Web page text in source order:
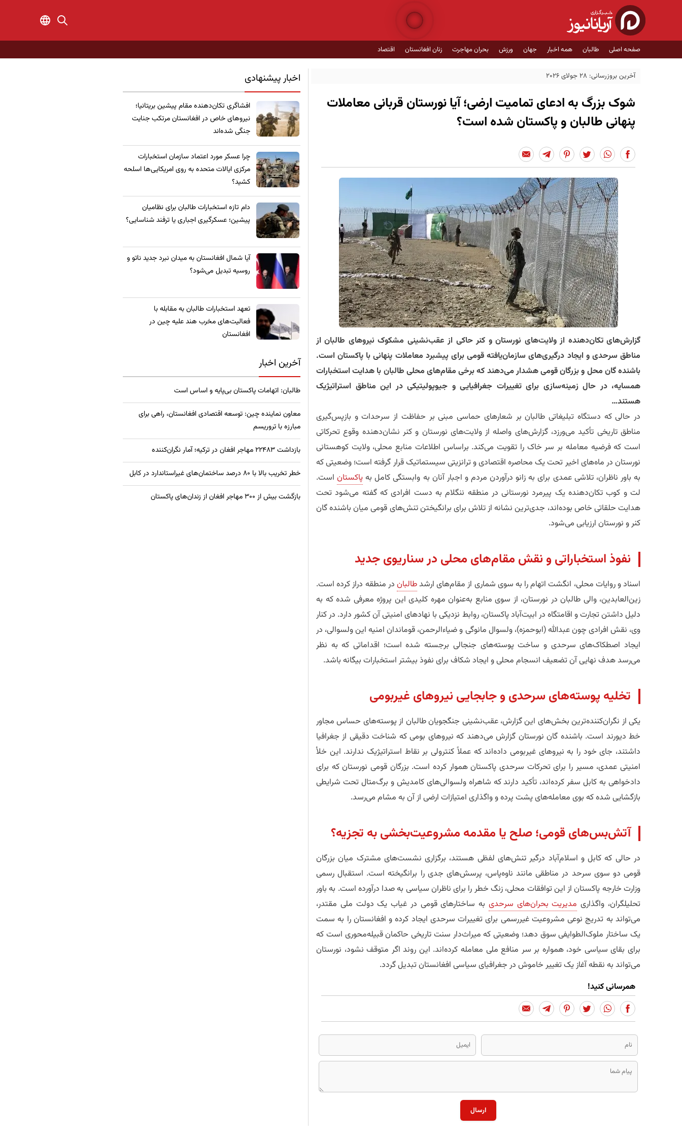
صفحه اصلی طالبان همه اخبار جهان ورزش بحران مهاجرت زنان افغانستان اقتصاد
آخرین بروزرسانی: 28 جولای 2026
شوک بزرگ به ادعای تمامیت ارضی؛ آیا نورستان قربانی معاملات
پنهانی طالبان و پاکستان شده است؟
گزارش‌های تکان‌دهنده از ولایت‌های نورستان و کنر حاکی از عقب‌نشینی مشکوک نیروهای طالبان از
مناطق سرحدی و ایجاد درگیری‌های سازمان‌یافته قومی برای پیشبرد معاملات پنهانی با پاکستان است.
باشنده گان محل و بزرگان قومی هشدار می‌دهند که برخی مقام‌های محلی طالبان با هدایت استخبارات
همسایه، در حال زمینه‌سازی برای تغییرات جغرافیایی و جیوپولیتیکی در این مناطق استراتیژیک
هستند…
​در حالی که دستگاه تبلیغاتی طالبان بر شعارهای حماسی مبنی بر حفاظت از سرحدات و بازپس‌گیری
مناطق تاریخی تأکید می‌ورزد، گزارش‌های واصله از ولایت‌های نورستان و کنر نشان‌دهنده وقوع تحرکاتی
است که فرضیه معامله بر سر خاک را تقویت می‌کند. براساس اطلاعات منابع محلی، ولایت کوهستانی
نورستان در ماه‌های اخیر تحت یک محاصره اقتصادی و ترانزیتی سیستماتیک قرار گرفته است؛ وضعیتی که
به باور ناظران، تلاشی عمدی برای به زانو درآوردن مردم و اجبار آنان به وابستگی کامل به پاکستاناست.
لت و کوب تکان‌دهنده یک پیرمرد نورستانی در منطقه ننگلام به دست افرادی که گفته می‌شود تحت
هدایت حلقاتی خاص بوده‌اند، جدی‌ترین نشانه از تلاش برای برانگیختن تنش‌های قومی میان باشنده گان
کنر و نورستان ارزیابی می‌شود.
​نفوذ استخباراتی و نقش مقام‌های محلی در سناریوی جدید
​اسناد و روایات محلی، انگشت اتهام را به سوی شماری از مقام‌های ارشدطالبان در منطقه دراز کرده است.
زین‌العابدین، والی طالبان در نورستان، از سوی منابع به‌عنوان مهره کلیدی این پروژه معرفی شده که به
دلیل داشتن تجارت و اقامتگاه در ابیت‌آباد پاکستان، روابط نزدیکی با نهادهای امنیتی آن کشور دارد. در کنار
وی، نقش افرادی چون عبدالله (ابوحمزه)، ولسوال مانوگی و ضیاءالرحمن، قوماندان امنیه این ولسوالی، در
ایجاد اصطکاک‌های سرحدی و ساخت پوسته‌های جنجالی برجسته شده است؛ اقداماتی که به نظر
می‌رسد هدف نهایی آن تضعیف انسجام محلی و ایجاد شکاف برای نفوذ بیشتر استخبارات بیگانه باشد.
​تخلیه پوسته‌های سرحدی و جابجایی نیروهای غیربومی
​یکی از نگران‌کننده‌ترین بخش‌های این گزارش، عقب‌نشینی جنگجویان طالبان از پوسته‌های حساس مجاور
خط دیورند است. باشنده گان نورستان گزارش می‌دهند که نیروهای بومی که شناخت دقیقی از جغرافیا
داشتند، جای خود را به نیروهای غیربومی داده‌اند که عملاً کنترولی بر نقاط استراتیژیک ندارند. این خلأ
امنیتی عمدی، مسیر را برای تحرکات سرحدی پاکستان هموار کرده است. بزرگان قومی نورستان که برای
دادخواهی به کابل سفر کرده‌اند، تأکید دارند که شاهراه ولسوالی‌های کامدیش و برگ‌متال تحت شرایطی
بازگشایی شده که بوی معامله‌های پشت پرده و واگذاری امتیازات ارضی از آن به مشام می‌رسد.
​آتش‌بس‌های قومی؛ صلح یا مقدمه مشروعیت‌بخشی به تجزیه؟
​در حالی که کابل و اسلام‌آباد درگیر تنش‌های لفظی هستند، برگزاری نشست‌های مشترک میان بزرگان
قومی دو سوی سرحد در مناطقی مانند ناوه‌پاس، پرسش‌های جدی را برانگیخته است. استقبال رسمی
وزارت خارجه پاکستان از این توافقات محلی، زنگ خطر را برای ناظران سیاسی به صدا درآورده است. به باور
تحلیلگران، واگذاری مدیریت بحران‌های سرحدی به ساختارهای قومی در غیاب یک دولت ملی مقتدر،
می‌تواند به تدریج نوعی مشروعیت غیررسمی برای تغییرات سرحدی ایجاد کرده و افغانستان را به سمت
یک ساختار ملوک‌الطوایفی سوق دهد؛ وضعیتی که میراث‌دار سنت تاریخی حاکمان قبیله‌محوری است که
برای بقای سیاسی خود، همواره بر سر منافع ملی معامله کرده‌اند. این روند اگر متوقف نشود، نورستان
می‌تواند به نقطه آغاز یک تغییر خاموش در جغرافیای سیاسی افغانستان تبدیل گردد.
همرسانی کنید!
ارسال
اخبار پیشنهادی
​افشاگری تکان‌دهنده مقام پیشین بریتانیا؛
نیروهای خاص در افغانستان مرتکب جنایت
جنگی شده‌اند
چرا عسکر مورد اعتماد سازمان استخبارات
مرکزی ایالات متحده به روی امریکایی‌ها اسلحه
کشید؟
​دام تازه استخبارات طالبان برای نظامیان
پیشین؛ عسکرگیری اجباری یا ترفند شناسایی؟
​آیا شمال افغانستان به میدان نبرد جدید ناتو و
روسیه تبدیل می‌شود؟
تعهد استخبارات طالبان به مقابله با
فعالیت‌های مخرب هند علیه چین در
افغانستان
آخرین اخبار
طالبان: اتهامات پاکستان بی‌پایه و اساس است
معاون نماینده چین: توسعه اقتصادی افغانستان، راهی برای
مبارزه با تروریسم
بازداشت ۲۲۴۸۳ مهاجر افغان در ترکیه؛ آمار نگران‌کننده
خطر تخریب بالا با ۸۰ درصد ساختمان‌های غیراستاندارد در کابل
بازگشت بیش از ۳۰۰ مهاجر افغان از زندان‌های پاکستان